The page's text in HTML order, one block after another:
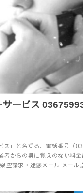
サービス
ス」と名乗る、電話番号（
者からの身に覚えのない料
空請求・迷惑メール メール